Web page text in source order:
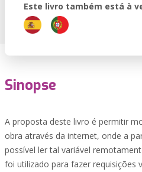
Este livro também está à
Sinopse
A proposta deste livro é permitir
obra através da internet, onde a
possível ler tal variável
foi utilizado para fazer requisições